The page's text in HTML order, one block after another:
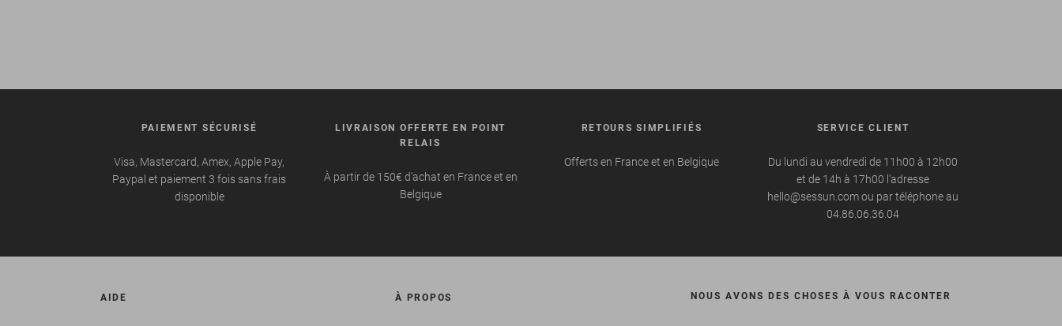
PAIEMENT SÉCURISÉ
Visa, Mastercard, Amex, Apple Pay,
Paypal et paiement 3 fois sans frais
disponible
LIVRAISON OFFERTE EN POINT
RELAIS
À partir de 150€ d'achat en France et en
Belgique
RETOURS SIMPLIFIÉS
Offerts en France et en Belgique
SERVICE CLIENT
Du lundi au vendredi de 11h00 à 12h00
et de 14h à 17h00 l'adresse
hello@sessun.com ou par téléphone au
04.86.06.36.04
AIDE À PROPOS NOUS AVONS DES CHOSES À VOUS RACONTER